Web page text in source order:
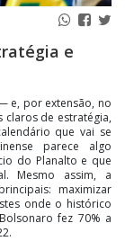
e
e, por extensão, no
claros de estratégia,
que vai se
parece algo
do Planalto e que
Mesmo assim, a
maximizar
onde o histórico
fez 70% a